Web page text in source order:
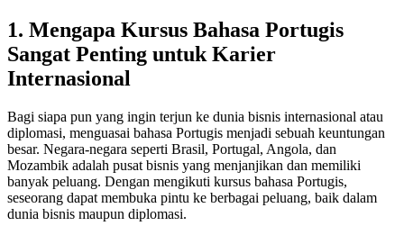
1. Mengapa Kursus Bahasa Portugis
Sangat Penting untuk Karier
Internasional
Bagi siapa pun yang ingin terjun ke dunia bisnis internasional atau
diplomasi, menguasai bahasa Portugis menjadi sebuah keuntungan
besar. Negara-negara seperti Brasil, Portugal, Angola, dan
Mozambik adalah pusat bisnis yang menjanjikan dan memiliki
banyak peluang. Dengan mengikuti kursus bahasa Portugis,
seseorang dapat membuka pintu ke berbagai peluang, baik dalam
dunia bisnis maupun diplomasi.